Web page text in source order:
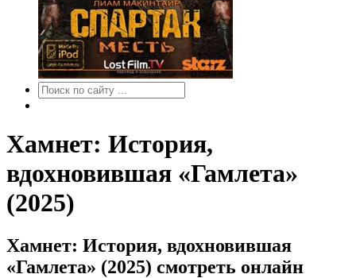
Хамнет: История,
вдохновившая «Гамлета»
(2025)
Хамнет: История, вдохновившая
«Гамлета» (2025) смотреть онлайн